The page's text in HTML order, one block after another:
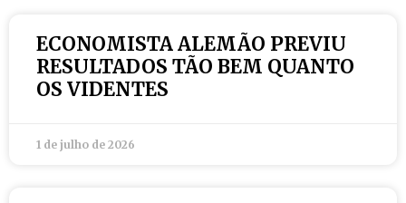
ECONOMISTA ALEMÃO PREVIU
RESULTADOS TÃO BEM QUANTO
OS VIDENTES
1 de julho de 2026